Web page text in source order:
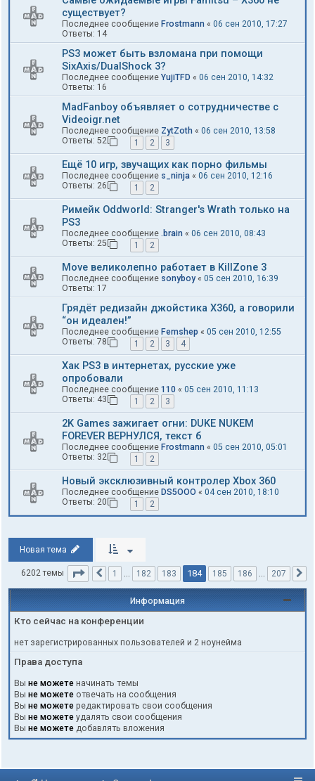
существует?
Последнее сообщение Frostmann « 06 сен 2010, 17:27
Ответы: 14
PS3 может быть взломана при помощи
SixAxis/DualShock 3?
Последнее сообщение YujiTFD « 06 сен 2010, 14:32
Ответы: 16
MadFanboy объявляет о сотрудничестве с
Videoigr.net
Последнее сообщение ZytZoth « 06 сен 2010, 13:58
Ответы: 52 1 2 3
Ещё 10 игр, звучащих как порно фильмы
Последнее сообщение s_ninja « 06 сен 2010, 12:16
Ответы: 26 1 2
Римейк Oddworld: Stranger's Wrath только на
PS3
Последнее сообщение .brain « 06 сен 2010, 08:43
Ответы: 25 1 2
Move великолепно работает в KillZone 3
Последнее сообщение sonyboy« 05 сен 2010, 16:39
Ответы: 17
Грядёт редизайн джойстика X360, а говорили
“он идеален!”
Последнее сообщение Femshep « 05 сен 2010, 12:55
Ответы: 78 1 2 3 4
Хак PS3 в интернетах, русские уже
опробовали
Последнее сообщение 110 « 05 сен 2010, 11:13
Ответы: 43 1 2 3
2K Games зажигает огни: DUKE NUKEM
FOREVER ВЕРНУЛСЯ, текст б
Последнее сообщение Frostmann « 05 сен 2010, 05:01
Ответы: 32 1 2
Новый эксклюзивный контролер Xbox 360
Последнее сообщение DS5OOO « 04 сен 2010, 18:10
Ответы: 20 1 2
Новая тема
6202 темы Страница 184 из 207
Пред.
1 … 182 183 184 185 186 … 207
Информация
Кто сейчас на конференции
нет зарегистрированных пользователей и 2 ноунейма
Права доступа
Вы не можете начинать темы
Вы не можете отвечать на сообщения
Вы не можете редактировать свои сообщения
Вы не можете удалять свои сообщения
Вы не можете добавлять вложения